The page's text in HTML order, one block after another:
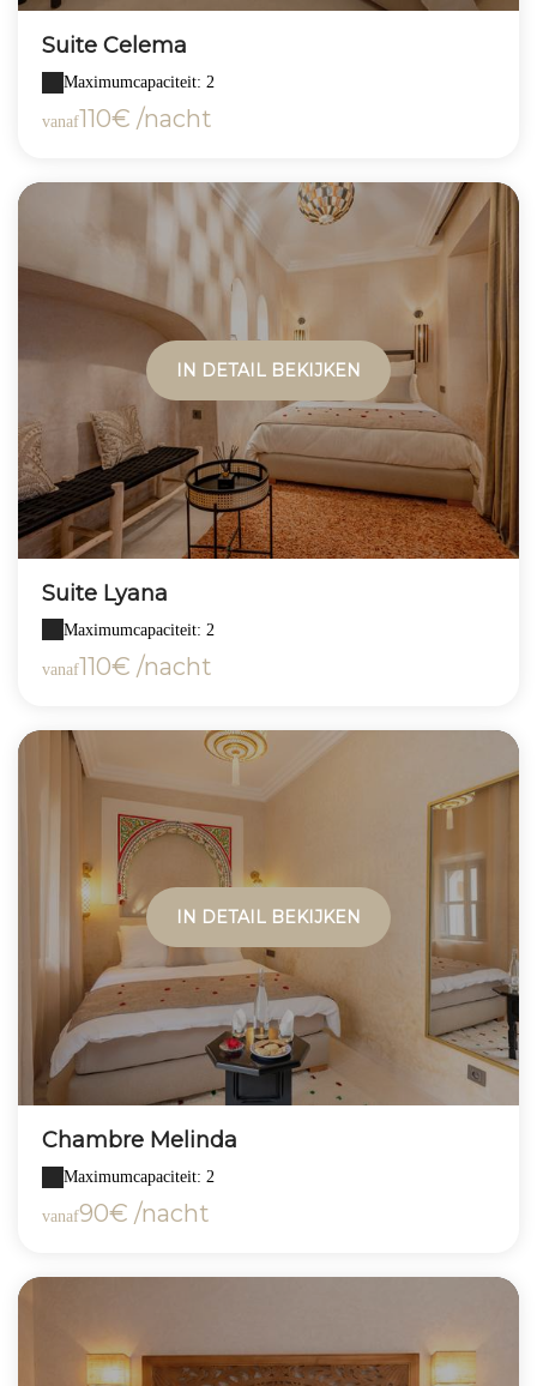
Suite Celema
Maximumcapaciteit: 2
vanaf110€ /nacht
IN DETAIL BEKIJKEN
Suite Lyana
Maximumcapaciteit: 2
vanaf110€ /nacht
IN DETAIL BEKIJKEN
Chambre Melinda
Maximumcapaciteit: 2
vanaf90€ /nacht